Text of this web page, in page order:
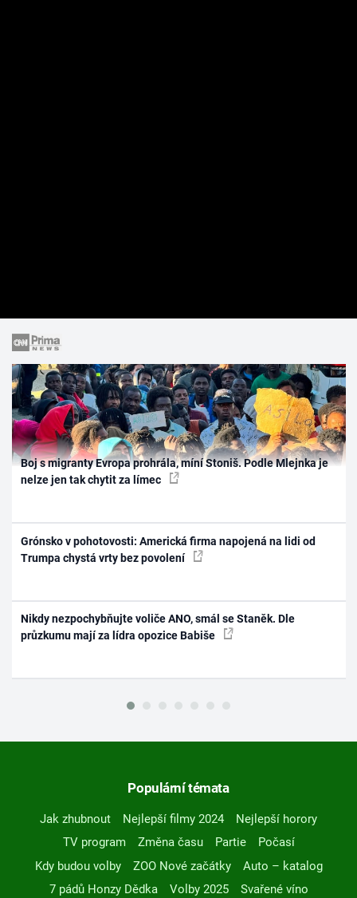
Boj s migranty Evropa prohrála, míní Stoniš. Podle Mlejnka je
nelze jen tak chytit za límec
Grónsko v pohotovosti: Americká firma napojená na lidi od
Trumpa chystá vrty bez povolení
Nikdy nezpochybňujte voliče ANO, smál se Staněk. Dle
průzkumu mají za lídra opozice Babiše
Populární témata
Jak zhubnout Nejlepší filmy 2024
Nejlepší horory
TV program
Změna času Partie
Počasí
Kdy budou volby
ZOO Nové začátky
Auto – katalog
7 pádů Honzy Dědka
Volby 2025
Svařené víno